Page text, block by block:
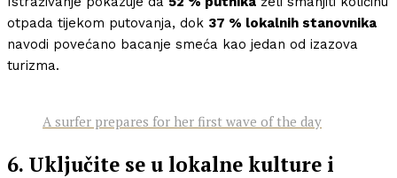
otpada tijekom putovanja, dok 37 % lokalnih stanovnika
navodi povećano bacanje smeća kao jedan od izazova
turizma.
A surfer prepares for her first wave of the day
6. Uključite se u lokalne kulture i